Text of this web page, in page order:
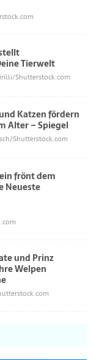
Tierwelt
Shutterstock.com
Katzen fördern
Alter – Spiegel
Shutterstock.com
frönt dem
Neueste
und Prinz
Welpen